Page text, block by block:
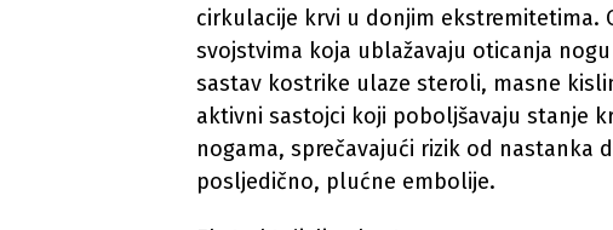
cirkulacije krvi u donjim ekstremitetima.
svojstvima koja ublažavaju oticanja
sastav kostrike ulaze steroli, masne
aktivni sastojci koji poboljšavaju stanje
nogama, sprečavajući rizik od nastanka
posljedično, plućne embolije.